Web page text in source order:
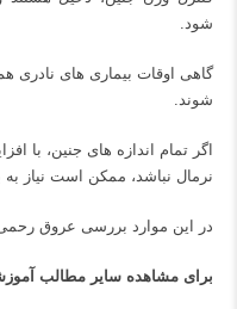
شود.
گاهی اوقات بیماری های نادری
شوند.
اگر تمام اندازه های جنین، با
نرمال نباشد، ممکن است نیاز
در این موارد بررسی عروق
برای مشاهده سایر مطالب